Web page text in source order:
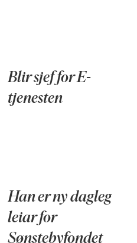
Blir sjef for E-
tjenesten
Han er ny dagleg
leiar for
Sønstebyfondet